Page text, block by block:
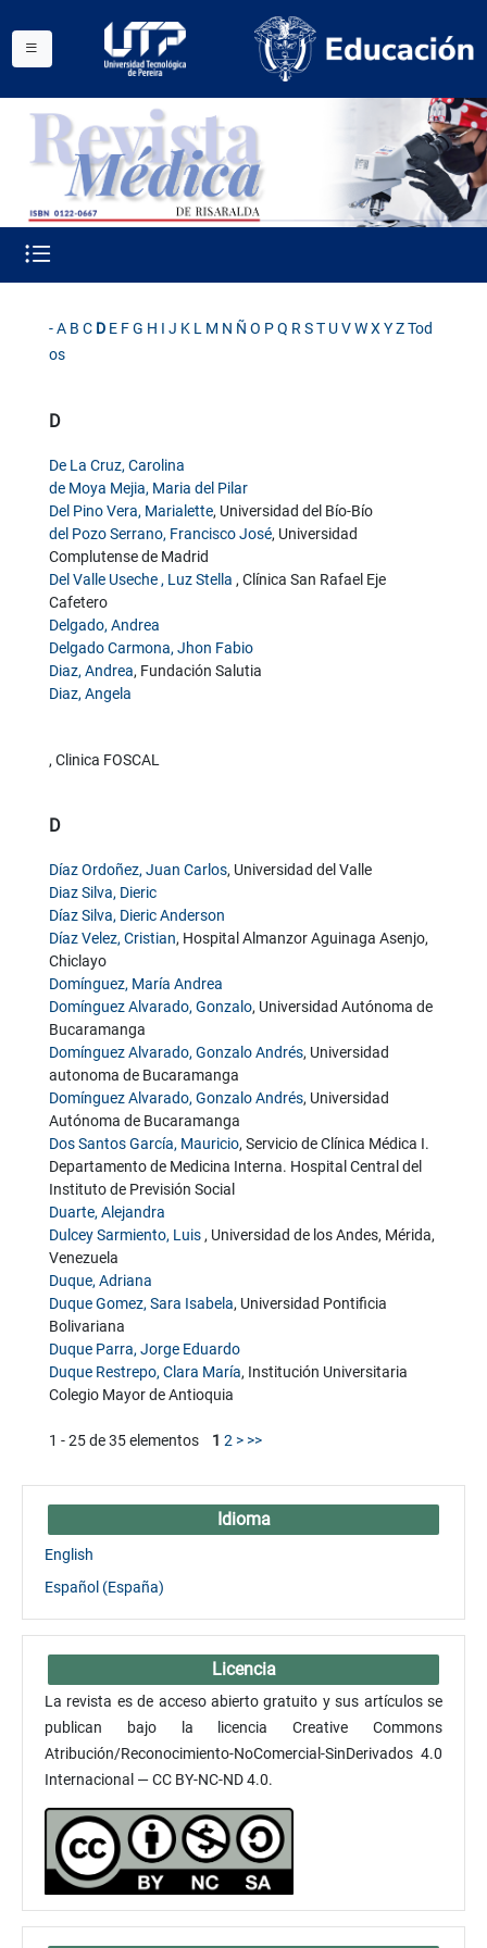
- A B C D E F G H I J K L M N Ñ O P Q R S T U V W X Y Z Tod
os
D
De La Cruz, Carolina
de Moya Mejia, Maria del Pilar
Del Pino Vera, Marialette, Universidad del Bío-Bío
del Pozo Serrano, Francisco José, Universidad
Complutense de Madrid
Del Valle Useche , Luz Stella , Clínica San Rafael Eje
Cafetero
Delgado, Andrea
Delgado Carmona, Jhon Fabio
Diaz, Andrea, Fundación Salutia
Diaz, Angela
, Clinica FOSCAL
D
Díaz Ordoñez, Juan Carlos, Universidad del Valle
Diaz Silva, Dieric
Díaz Silva, Dieric Anderson
Díaz Velez, Cristian, Hospital Almanzor Aguinaga Asenjo,
Chiclayo
Domínguez, María Andrea
Domínguez Alvarado, Gonzalo, Universidad Autónoma de
Bucaramanga
Domínguez Alvarado, Gonzalo Andrés, Universidad
autonoma de Bucaramanga
Domínguez Alvarado, Gonzalo Andrés, Universidad
Autónoma de Bucaramanga
Dos Santos García, Mauricio, Servicio de Clínica Médica I.
Departamento de Medicina Interna. Hospital Central del
Instituto de Previsión Social
Duarte, Alejandra
Dulcey Sarmiento, Luis , Universidad de los Andes, Mérida,
Venezuela
Duque, Adriana
Duque Gomez, Sara Isabela, Universidad Pontificia
Bolivariana
Duque Parra, Jorge Eduardo
Duque Restrepo, Clara María, Institución Universitaria
Colegio Mayor de Antioquia
1 - 25 de 35 elementos 1 2 > >>
Idioma
English
Español (España)
Licencia
La revista es de acceso abierto gratuito y sus artículos se
publican bajo la licencia Creative Commons
Atribución/Reconocimiento-NoComercial-SinDerivados 4.0
Internacional — CC BY-NC-ND 4.0.